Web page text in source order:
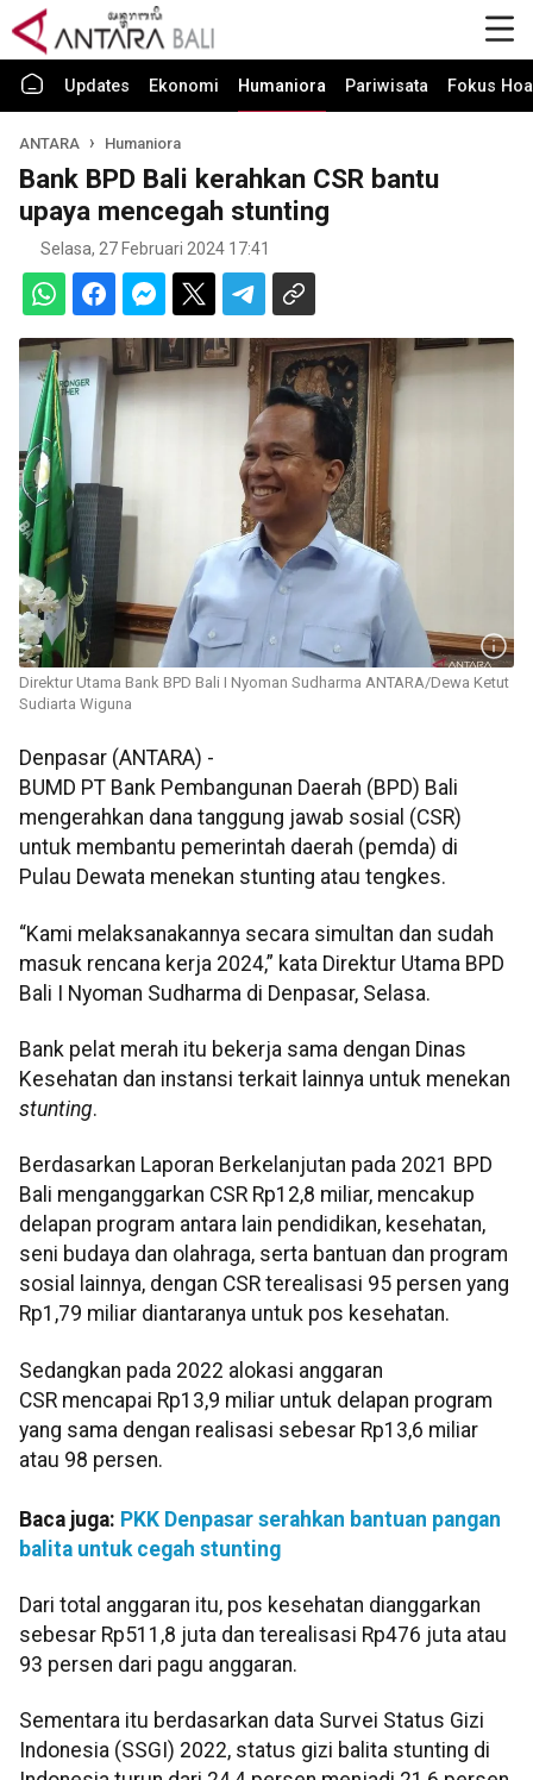
Updates Ekonomi Humaniora Pariwisata Fokus
ANTARA Humaniora
Bank BPD Bali kerahkan CSR bantu
upaya mencegah stunting
Selasa, 27 Februari 2024 17:41
Direktur Utama Bank BPD Bali I Nyoman Sudharma ANTARA/Dewa Ketut
Sudiarta Wiguna
Denpasar (ANTARA) -
BUMD PT Bank Pembangunan Daerah (BPD) Bali
mengerahkan dana tanggung jawab sosial (CSR)
untuk membantu pemerintah daerah (pemda) di
Pulau Dewata menekan stunting atau tengkes.
“Kami melaksanakannya secara simultan dan sudah
masuk rencana kerja 2024,” kata Direktur Utama BPD
Bali I Nyoman Sudharma di Denpasar, Selasa.
Bank pelat merah itu bekerja sama dengan Dinas
Kesehatan dan instansi terkait lainnya untuk menekan
stunting.
Berdasarkan Laporan Berkelanjutan pada 2021 BPD
Bali menganggarkan CSR Rp12,8 miliar, mencakup
delapan program antara lain pendidikan, kesehatan,
seni budaya dan olahraga, serta bantuan dan program
sosial lainnya, dengan CSR terealisasi 95 persen yang
Rp1,79 miliar diantaranya untuk pos kesehatan.
Sedangkan pada 2022 alokasi anggaran
CSR mencapai Rp13,9 miliar untuk delapan program
yang sama dengan realisasi sebesar Rp13,6 miliar
atau 98 persen.
Baca juga: PKK Denpasar serahkan bantuan pangan
balita untuk cegah stunting
Dari total anggaran itu, pos kesehatan dianggarkan
sebesar Rp511,8 juta dan terealisasi Rp476 juta atau
93 persen dari pagu anggaran.
Sementara itu berdasarkan data Survei Status Gizi
Indonesia (SSGI) 2022, status gizi balita stunting di